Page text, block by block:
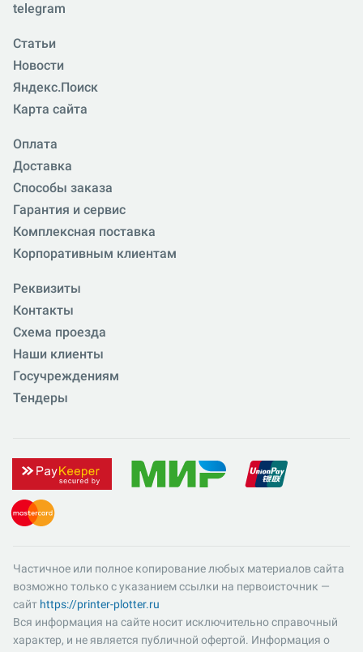
telegram
Статьи
Новости
Яндекс.Поиск
Карта сайта
Оплата
Доставка
Способы заказа
Гарантия и сервис
Комплексная поставка
Корпоративным клиентам
Реквизиты
Контакты
Схема проезда
Наши клиенты
Госучреждениям
Тендеры
Частичное или полное копирование любых материалов сайта
возможно только с указанием ссылки на первоисточник —
сайт https://printer-plotter.ru
Вся информация на сайте носит исключительно справочный
характер, и не является публичной офертой. Информация о